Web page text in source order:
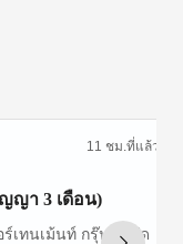
11 ชม.ที่แล้ว
ญา 3 เดือน)
เทนเม้นท์ กรุ๊ป จำกัด